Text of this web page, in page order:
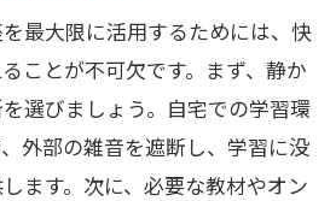
最大限に活用するためには、快
ことが不可欠です。まず、静か
選びましょう。自宅での学習環
外部の雑音を遮断し、学習に没
ます。次に、必要な教材やオン